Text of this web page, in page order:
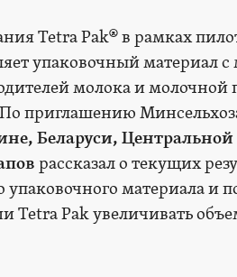
Tetra Pak® в рамках
упаковочный
молока и
приглашению
Беларуси,
рассказал о текущих
материала и
Tetra Pak увеличивать